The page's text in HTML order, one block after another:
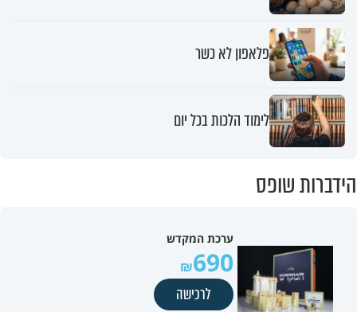
פלאפון לא כשר
לימוד הלכות בכל יום
הידברות שופס
ערכת המקדש
690
לרכישה